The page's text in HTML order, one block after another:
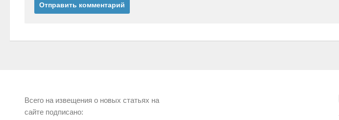
Всего на извещения о новых статьях на
сайте подписано: